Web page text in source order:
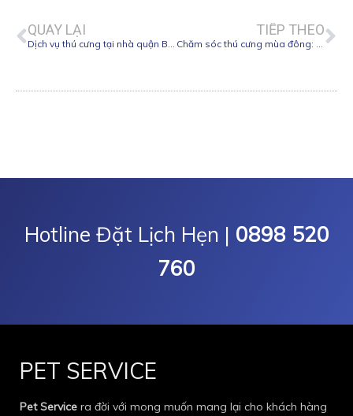
QUAY LẠI TIẾP THEO
Hotline Đặt Lịch Hẹn | 0898 520
760
PET SERVICE
Pet Service ra đời với mong muốn mang lại cho khách hàng